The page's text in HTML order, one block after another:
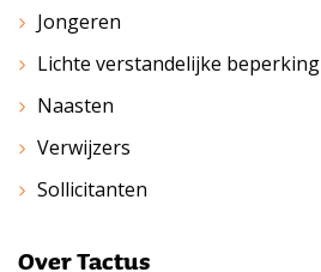
Jongeren
Lichte verstandelijke beperking
Naasten
Verwijzers
Sollicitanten
Over Tactus